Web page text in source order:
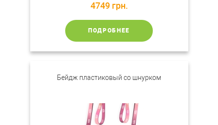
4749 грн.
ПОДРОБНЕЕ
Бейдж пластиковый со шнурком